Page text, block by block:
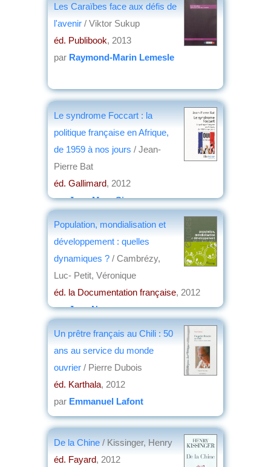
Les Caraïbes face aux défis de
l'avenir / Viktor Sukup
éd. Publibook, 2013
par Raymond-Marin Lemesle
Le syndrome Foccart : la
politique française en Afrique,
de 1959 à nos jours / Jean-
Pierre Bat
éd. Gallimard, 2012
parJean-Marc Simon
Population, mondialisation et
développement : quelles
dynamiques ? / Cambrézy,
Luc- Petit, Véronique
éd. la Documentation française, 2012
parJean Nemo
Un prêtre français au Chili : 50
ans au service du monde
ouvrier / Pierre Dubois
éd. Karthala, 2012
par Emmanuel Lafont
De la Chine / Kissinger, Henry
éd. Fayard, 2012